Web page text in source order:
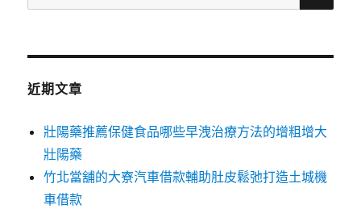
尋
鍵
近期文章
壯陽藥推薦保健食品哪些早洩治療方法的增粗增大
壯陽藥
竹北當舖的大寮汽車借款輔助肚皮鬆弛打造土城機
車借款